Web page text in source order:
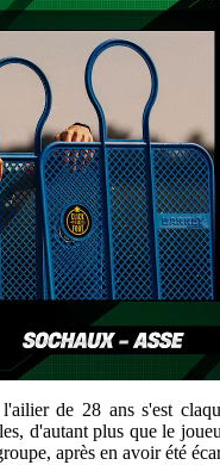
de 28 ans s'est
d'autant plus que le
après en avoir été